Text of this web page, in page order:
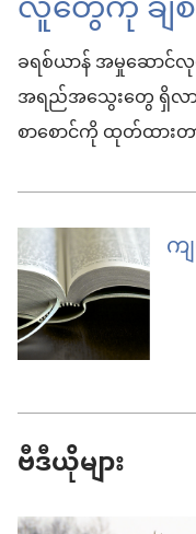
ခရစ်ယာန် အမှုဆော
အရည်အသွေးတွေ ရှိလာ
စာစောင်ကို ထုတ်ထားတ
က
ဗီဒီယိုများ